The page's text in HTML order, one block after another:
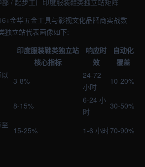
/ 起步工厂印度服装鞋类独立站矩阵
金华五金工具与影视文化品牌商实战数
独立站代表画像如下:
印度服装鞋类独立站
核心指标
响应时
效
自动化
覆盖
3-8%
24-72
小时
10-20%
8-15%
6-24 小
时
30-50%
15-25% 1-6 小时70-90%